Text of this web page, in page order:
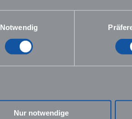
Notwendig
Nur notwendige